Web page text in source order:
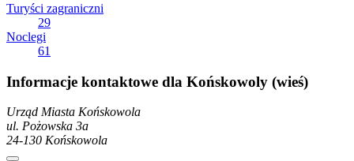
Turyści zagraniczni
29
Noclegi
61
Informacje kontaktowe dla Końskowoly (wieś)
Urząd Miasta Końskowola
ul. Pożowska 3a
24-130 Końskowola